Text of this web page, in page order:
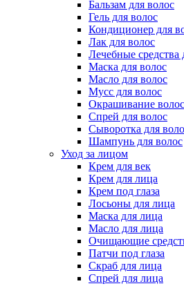
Бальзам для волос
Гель для волос
Кондиционер для
Лак для волос
Лечебные средства
Маска для волос
Масло для волос
Мусс для волос
Окрашивание волос
Спрей для волос
Сыворотка для
Шампунь для волос
Уход за лицом
Крем для век
Крем для лица
Крем под глаза
Лосьоны для лица
Маска для лица
Масло для лица
Очищающие
Патчи под глаза
Скраб для лица
Спрей для лица